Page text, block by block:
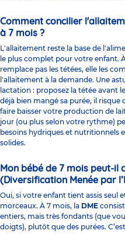
Comment concilier
à 7 mois ?
L'allaitement reste la base de
le plus complet pour votre enfant.
remplace pas les tétées, elle les
l'allaitement à la demande. Une
lactation : proposez la tétée avant
déjà bien mangé sa purée, il
faire baisser votre production de
jour (ou plus selon votre rythme)
besoins hydriques et nutritionnels
solides.
Mon bébé de 7 mois peut-il
(Diversification Menée par
Oui, si votre enfant tient assis seul
morceaux. À 7 mois, la DME
entiers, mais très fondants (que
doigts), plutôt que des purées.